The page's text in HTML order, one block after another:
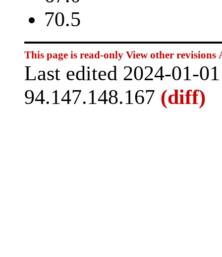
70.5
This page is read-only View other revisions
Last edited 2024-01-
94.147.148.167 (diff)